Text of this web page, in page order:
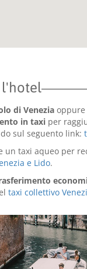
l'hotel
di Venezia
in taxi per
sul seguento link:
taxi aqueo per
e Lido.
taxi collettivo